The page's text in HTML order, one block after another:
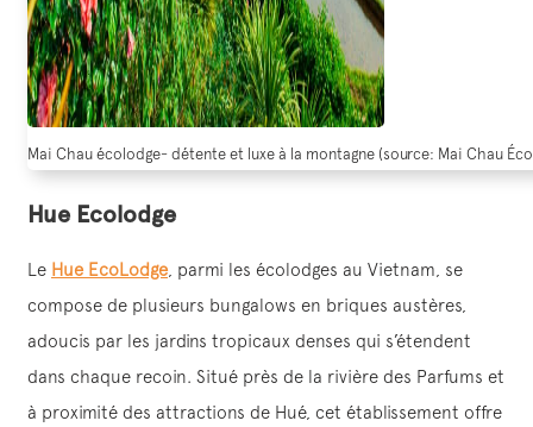
Mai Chau écolodge- détente et luxe à la montagne (source: Mai Chau
Hue Ecolodge
Le Hue EcoLodge, parmi les écolodges au Vietnam, se
compose de plusieurs bungalows en briques austères,
adoucis par les jardins tropicaux denses qui s’étendent
dans chaque recoin. Situé près de la rivière des Parfums et
à proximité des attractions de Hué, cet établissement offre